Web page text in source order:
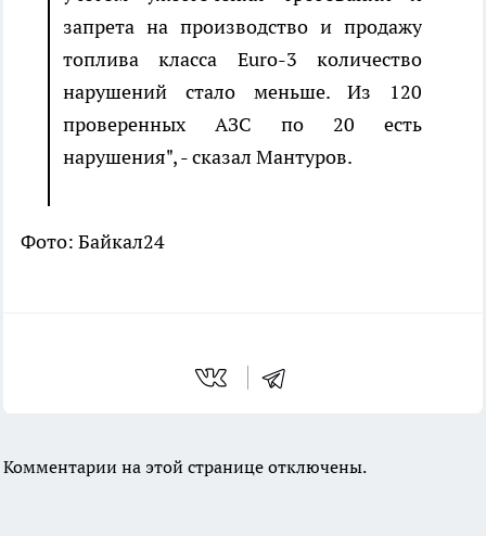
запрета на производство и продажу
топлива класса Euro-3 количество
нарушений стало меньше. Из 120
проверенных АЗС по 20 есть
нарушения", - сказал Мантуров.
Фото: Байкал24
Комментарии на этой странице отключены.